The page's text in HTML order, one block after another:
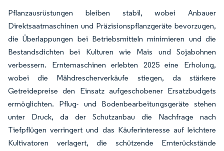
Pflanzausrüstungen bleiben stabil, wobei Anbauer
Direktsaatmaschinen und Präzisionspflanzgeräte bevorzugen,
die Überlappungen bei Betriebsmitteln minimieren und die
Bestandsdichten bei Kulturen wie Mais und Sojabohnen
verbessern. Erntemaschinen erlebten 2025 eine Erholung,
wobei die Mähdrescherverkäufe stiegen, da stärkere
Getreidepreise den Einsatz aufgeschobener Ersatzbudgets
ermöglichten. Pflug- und Bodenbearbeitungsgeräte stehen
unter Druck, da der Schutzanbau die Nachfrage nach
Tiefpflügen verringert und das Käuferinteresse auf leichtere
Kultivatoren verlagert, die schützende Ernterückstände